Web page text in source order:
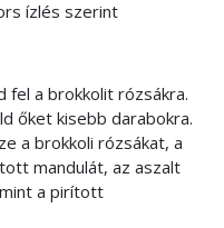
ízlés szerint
fel a brokkolit rózsákra.
őket kisebb darabokra.
a brokkoli rózsákat, a
mandulát, az aszalt
a pirított